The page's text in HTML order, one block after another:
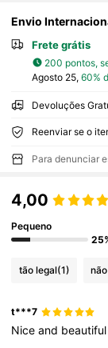
Envio
Frete grátis
200 pontos,
Agosto 25, 60%
Devoluções
Para denunciar
4,00
Pequeno
tão legal(1)
t***7
Niceand beautiful